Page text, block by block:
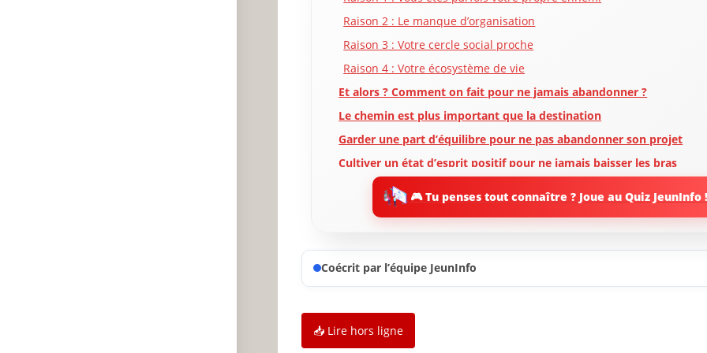
Raison 2 : Le manque d’organisation
Raison 3 : Votre cercle social proche
Raison 4 : Votre écosystème de vie
Et alors ? Comment on fait pour ne jamais abandonner ?
Le chemin est plus important que la destination
Garder une part d’équilibre pour ne pas abandonner son projet
Cultiver un état d’esprit positif pour ne jamais baisser les bras
Planifier ses projets pour ne jamais baisser les bras
Se mettre dans les bonnes conditions
Servez-vous de citations motivantes
🎮 Tu penses tout connaître ? Joue au Quiz JeunInfo !
Coécrit par l’équipe JeunInfo
📥 Lire hors ligne